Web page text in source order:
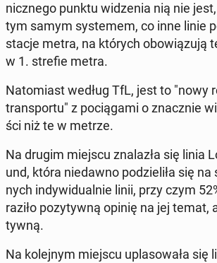
nicz­ne­go punktu wi­dze­nia nią nie
tym samym sys­te­mem, co inne linie
stacje metra, na których obo­wią­zu­ją
w 1. strefie metra.
Na­to­miast według TfL, jest to "nowy
trans­por­tu" z po­cią­ga­mi o znacz­nie
ści niż te w metrze.
Na drugim miejscu zna­la­zła się linia
und, która nie­daw­no po­dzie­li­ła się
nych in­dy­wi­du­al­nie linii, przy czym
ra­zi­ło po­zy­tyw­ną opinię na jej temat,
tyw­ną.
Na ko­lej­nym miejscu upla­so­wa­ła się